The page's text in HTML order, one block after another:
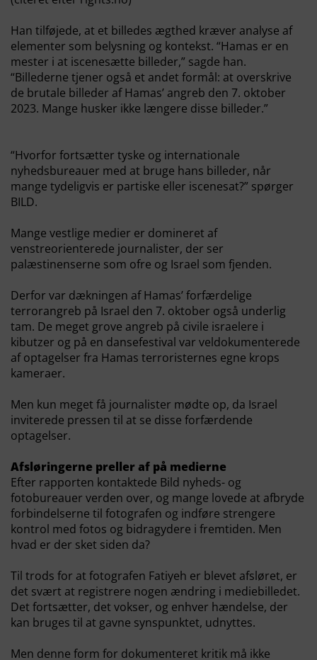
Han tilføjede, at et billedes ægthed kræver analyse af
elementer som belysning og kontekst. “Hamas er en
mester i at iscenesætte billeder,” sagde han.
“Billederne tjener også et andet formål: at overskrive
de brutale billeder af Hamas’ angreb den 7. oktober
2023. Mange husker ikke længere disse billeder.”
“Hvorfor fortsætter tyske og internationale
nyhedsbureauer med at bruge hans billeder, når
mange tydeligvis er partiske eller iscenesat?” spørger
BILD.
Mange vestlige medier er domineret af
venstreorienterede journalister, der ser
palæstinenserne som ofre og Israel som fjenden.
Derfor var dækningen af Hamas’ forfærdelige
terrorangreb på Israel den 7. oktober også underlig
tam. De meget grove angreb på civile israelere i
kibutzer og på en dansefestival var veldokumenterede
af optagelser fra Hamas terroristernes egne krops
kameraer.
Men kun meget få journalister mødte op, da Israel
inviterede pressen til at se disse forfærdende
optagelser.
Afsløringerne preller af på medierne
Efter rapporten kontaktede Bild nyheds- og
fotobureauer verden over, og mange lovede at afbryde
forbindelserne til fotografen og indføre strengere
kontrol med fotos og bidragydere i fremtiden. Men
hvad er der sket siden da?
Til trods for at fotografen Fatiyeh er blevet afsløret, er
det svært at registrere nogen ændring i mediebilledet.
Det fortsætter, det vokser, og enhver hændelse, der
kan bruges til at gavne synspunktet, udnyttes.
Men denne form for dokumenteret kritik må ikke